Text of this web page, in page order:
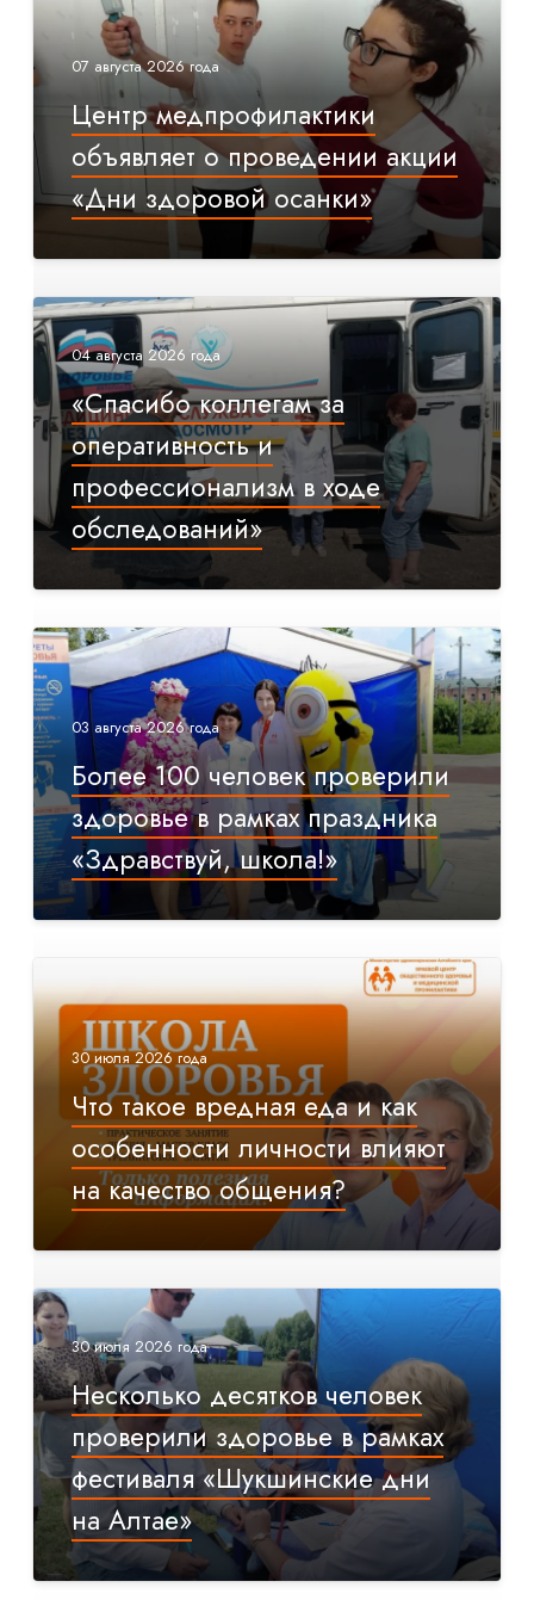
07 августа 2026 года
Центр медпрофилактики
объявляет о проведении акции
«Дни здоровой осанки»
04 августа 2026 года
«Спасибо коллегам за
оперативность и
профессионализм в ходе
обследований»
03 августа 2026 года
Более 100 человек проверили
здоровье в рамках праздника
«Здравствуй, школа!»
30 июля 2026 года
Что такое вредная еда и как
особенности личности влияют
на качество общения?
30 июля 2026 года
Несколько десятков человек
проверили здоровье в рамках
фестиваля «Шукшинские дни
на Алтае»